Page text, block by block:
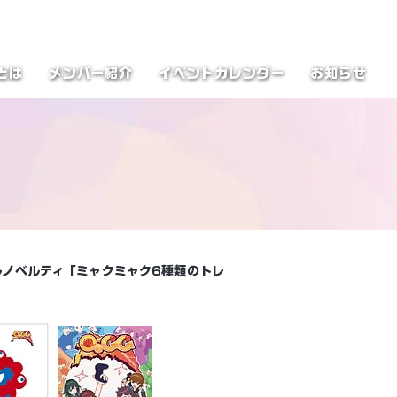
は メンバー紹介 イベントカレンダー お知らせ
ノベルティ「ミャクミャク6種類のトレ